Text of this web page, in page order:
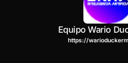
Equipo Wario
https://